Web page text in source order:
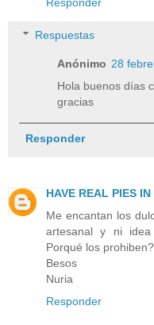
Respuestas
Anónimo 28
Hola buenos días
gracias
Responder
HAVE REAL PIES
Me encantan los
artesanal y ni
Porqué los
Besos
Nuria
Responder